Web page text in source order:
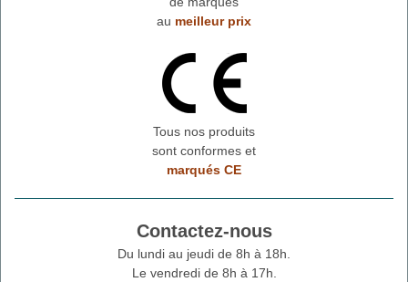
au meilleur prix
Tous nos produits
sont conformes et
marqués CE
Contactez-nous
Du lundi au jeudi de 8h à 18h.
Le vendredi de 8h à 17h.